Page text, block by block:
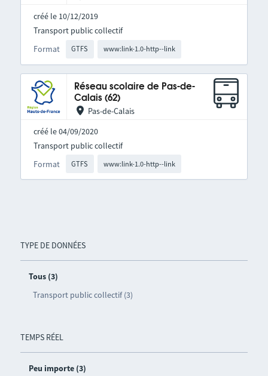
TYPE DE DONNÉES
Tous (3)
Transport public collectif (3)
TEMPS RÉEL
Peu importe (3)
créé le 10/12/2019
Format GTFS www:link-1.0-http--link
Transport public collectif
Réseau scolaire de Pas-de-
Calais (62)
Pas-de-Calais
créé le 04/09/2020
Format GTFS www:link-1.0-http--link
Transport public collectif